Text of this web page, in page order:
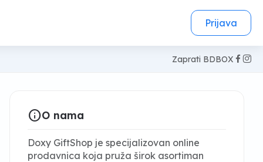
Prijava
Zaprati BDBOX
infoO nama
Doxy GiftShop je specijalizovan online
prodavnica koja pruža širok asortiman